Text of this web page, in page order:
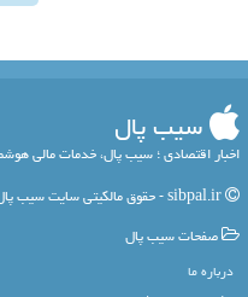
سیب پال
اخبار اقتصادی ؛ سیب پال، خدمات مالی
صفحات سیب پال
درباره ما